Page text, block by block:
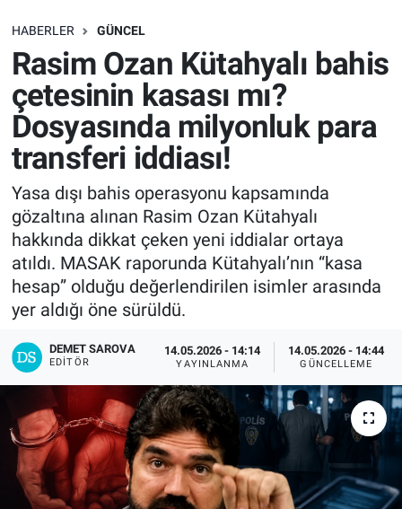
HABERLER GÜNCEL
Rasim Ozan Kütahyalı bahis
çetesinin kasası mı?
Dosyasında milyonluk para
transferi iddiası!
Yasa dışı bahis operasyonu kapsamında
gözaltına alınan Rasim Ozan Kütahyalı
hakkında dikkat çeken yeni iddialar ortaya
atıldı. MASAK raporunda Kütahyalı’nın “kasa
hesap” olduğu değerlendirilen isimler arasında
yer aldığı öne sürüldü.
DEMET SAROVA
EDITÖR
14.05.2026 - 14:14
YAYINLANMA
14.05.2026 - 14:44
GÜNCELLEME
SAĞLIK
EKONOMİ
EĞİTİM
ÖZEL HABER
Keşfet
ASTROLOJİ
MANŞET
RESMİ İLANLAR
İLAN
Bize ulaşın
İletişim/Künye